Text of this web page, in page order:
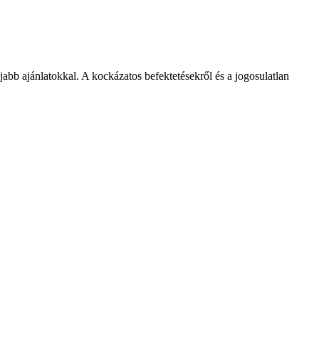
ajánlatokkal. A kockázatos befektetésekről és a jogosulatlan